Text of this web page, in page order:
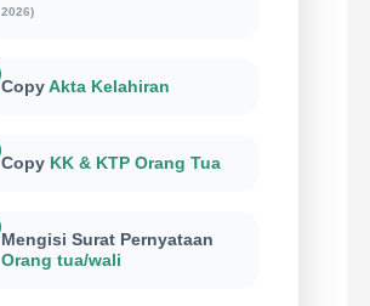
2026)
CopyAkta Kelahiran
Copy KK & KTP Orang Tua
Mengisi Surat Pernyataan
Orang tua/wali